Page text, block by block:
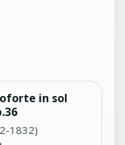
in sol
1832)